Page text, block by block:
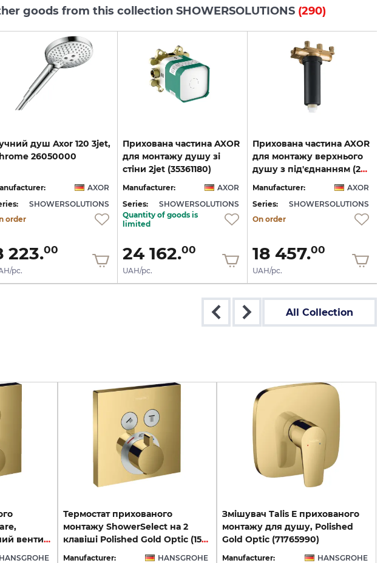
goods from this collection SHOWERSOLUTIONS (290)
душ Axor 120 3jet,
26050000
AXOR
SHOWERSOLUTIONS
order
223.00
pc.
Прихована частина AXOR
для монтажу душу зі
стіни 2jet (35361180)
Manufacturer:
AXOR
Series:
SHOWERSOLUTIONS
Quantity of goods is
limited
24 162.00
UAH/pc.
Прихована частина AXOR
для монтажу верхнього
душу з під'єднанням (26434180)
Manufacturer:
AXOR
Series:
SHOWERSOLUTIONS
On order
18 457.00
UAH/pc.
All Collection
запірно-перемикаючий вентиль, 2-ох режимний, Polished Gold Optic (15714990)
HANSGROHE
Термостат прихованого
монтажу ShowerSelect на 2
клавіші Polished Gold Optic (15763990)
Manufacturer:
HANSGROHE
Змішувач Talis E прихованого
монтажу для душу, Polished
Gold Optic (71765990)
Manufacturer:
HANSGROHE